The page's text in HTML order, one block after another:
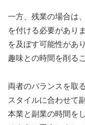
一方、残業の場合は
を付ける必要があり
を及ぼす可能性があ
趣味との時間を削る
両者のバランスを取
スタイルに合わせて
本業と副業の時間を